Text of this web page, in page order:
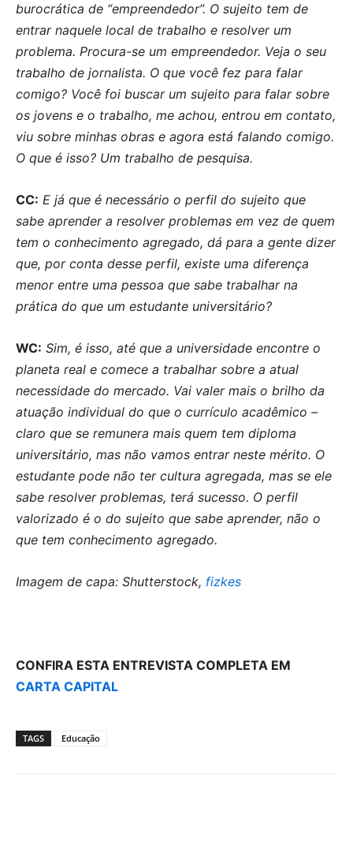
burocrática de “empreendedor”. O sujeito tem de
entrar naquele local de trabalho e resolver um
problema. Procura-se um empreendedor. Veja o seu
trabalho de jornalista. O que você fez para falar
comigo? Você foi buscar um sujeito para falar sobre
os jovens e o trabalho, me achou, entrou em contato,
viu sobre minhas obras e agora está falando comigo.
O que é isso? Um trabalho de pesquisa.
CC: E já que é necessário o perfil do sujeito que
sabe aprender a resolver problemas em vez de quem
tem o conhecimento agregado, dá para a gente dizer
que, por conta desse perfil, existe uma diferença
menor entre uma pessoa que sabe trabalhar na
prática do que um estudante universitário?
WC: Sim, é isso, até que a universidade encontre o
planeta real e comece a trabalhar sobre a atual
necessidade do mercado. Vai valer mais o brilho da
atuação individual do que o currículo acadêmico –
claro que se remunera mais quem tem diploma
universitário, mas não vamos entrar neste mérito. O
estudante pode não ter cultura agregada, mas se ele
sabe resolver problemas, terá sucesso. O perfil
valorizado é o do sujeito que sabe aprender, não o
que tem conhecimento agregado.
Imagem de capa: Shutterstock, fizkes
CONFIRA ESTA ENTREVISTA COMPLETA EM
CARTA CAPITAL
TAGS Educação